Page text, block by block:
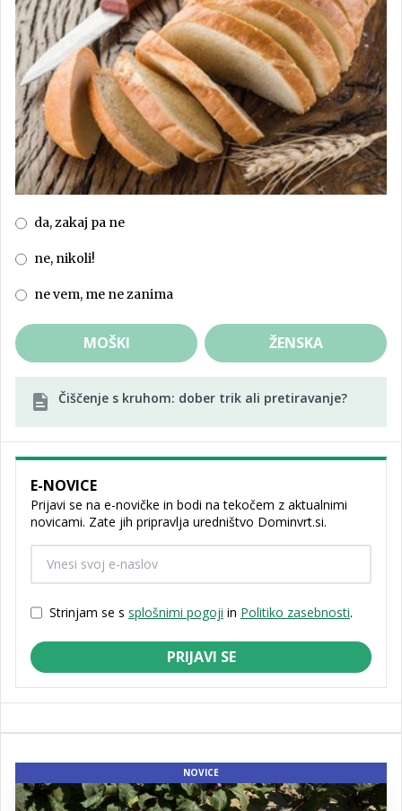
da, zakaj pa ne
ne, nikoli!
ne vem, me ne zanima
MOŠKI ŽENSKA
Čiščenje s kruhom: dober trik ali pretiravanje?
E-NOVICE
Prijavi se na e-novičke in bodi na tekočem z aktualnimi
novicami. Zate jih pripravlja uredništvo Dominvrt.si.
Strinjam se s splošnimi pogoji in Politiko zasebnosti.
PRIJAVI SE
NOVICE